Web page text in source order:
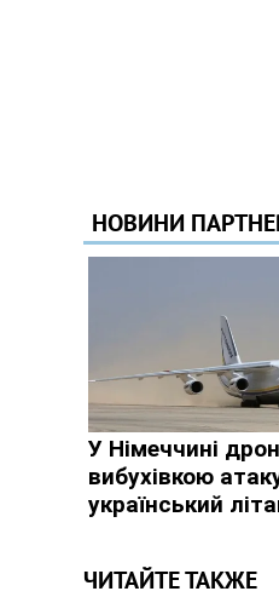
ЧИТАЙТЕ ТАКЖЕ